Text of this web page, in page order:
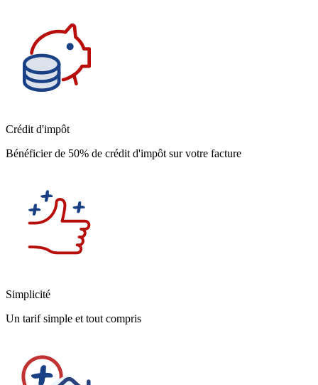
Crédit d'impôt
Bénéficier de 50% de crédit d'impôt sur votre facture
Simplicité
Un tarif simple et tout compris